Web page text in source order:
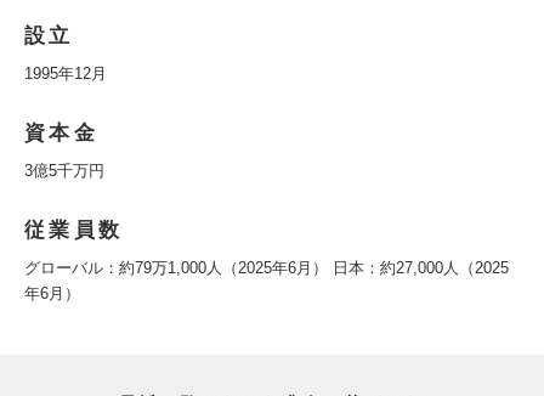
設立
1995年12月
資本金
3億5千万円
従業員数
グローバル：約79万1,000人（2025年6月） 日本：約27,000人（2025
年6月）